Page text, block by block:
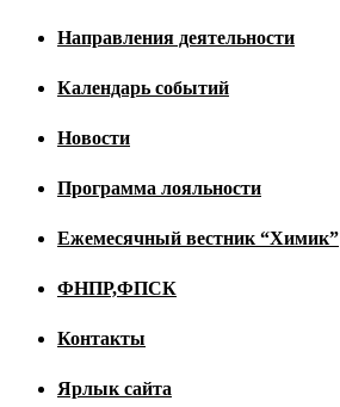
Направления деятельности
Календарь событий
Новости
Программа лояльности
Ежемесячный вестник “Химик”
ФНПР,ФПСК
Контакты
Ярлык сайта